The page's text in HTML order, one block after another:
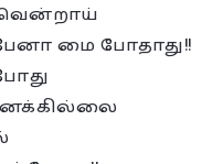
மை போதாது!!